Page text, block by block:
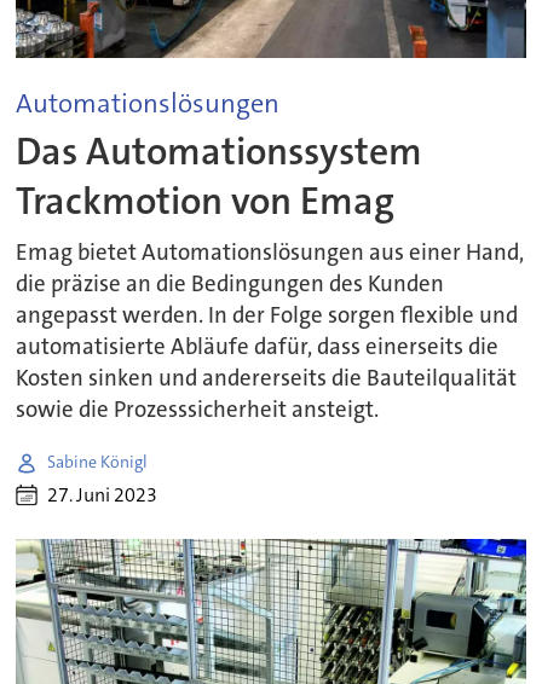
Automationslösungen
Das Automationssystem
Trackmotion von Emag
Emag bietet Automationslösungen aus einer Hand,
die präzise an die Bedingungen des Kunden
angepasst werden. In der Folge sorgen flexible und
automatisierte Abläufe dafür, dass einerseits die
Kosten sinken und andererseits die Bauteilqualität
sowie die Prozesssicherheit ansteigt.
Sabine Königl
27. Juni 2023